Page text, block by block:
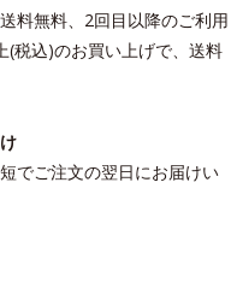
料無料、2回目以降のご利用
(税込)のお買い上げで、送料
でご注文の翌日にお届けい